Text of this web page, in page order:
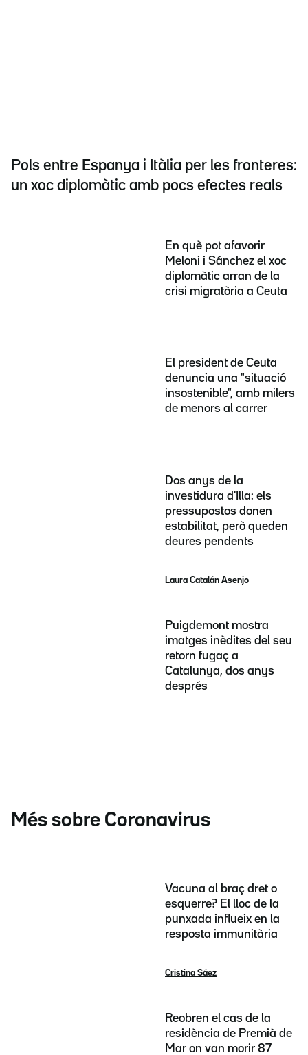
Pols entre Espanya i Itàlia per les fronteres:
un xoc diplomàtic amb pocs efectes reals
En què pot afavorir
Meloni i Sánchez el xoc
diplomàtic arran de la
crisi migratòria a Ceuta
El president de Ceuta
denuncia una "situació
insostenible", amb milers
de menors al carrer
Dos anys de la
investidura d'Illa: els
pressupostos donen
estabilitat, però queden
deures pendents
Laura Catalán Asenjo
Puigdemont mostra
imatges inèdites del seu
retorn fugaç a
Catalunya, dos anys
després
Més sobre Coronavirus
Vacuna al braç dret o
esquerre? El lloc de la
punxada influeix en la
resposta immunitària
Cristina Sáez
Reobren el cas de la
residència de Premià de
Mar on van morir 87